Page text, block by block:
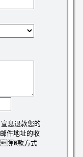
息退款您的
件地址的收
賱�款方式